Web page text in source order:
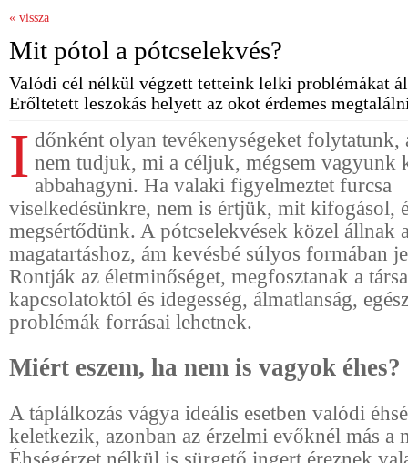
« vissza
Mit pótol a pótcselekvés?
Valódi cél nélkül végzett tetteink lelki problémákat
Erőltetett leszokás helyett az okot érdemes
I dőnként olyan tevékenységeket folytatunk,
nem tudjuk, mi a céljuk, mégsem vagyunk
abbahagyni. Ha valaki figyelmeztet furcsa
viselkedésünkre, nem is értjük, mit kifogásol,
megsértődünk. A pótcselekvések közel állnak
magatartáshoz, ám kevésbé súlyos formában
Rontják az életminőséget, megfosztanak a
kapcsolatoktól és idegesség, álmatlanság,
problémák forrásai lehetnek.
Miért eszem, ha nem is vagyok éhes?
A táplálkozás vágya ideális esetben valódi
keletkezik, azonban az érzelmi evőknél más a